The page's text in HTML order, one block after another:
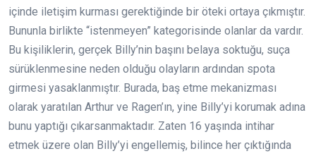
içinde iletişim kurması gerektiğinde bir öteki ortaya çıkmıştır.
Bununla birlikte “istenmeyen” kategorisinde olanlar da vardır.
Bu kişiliklerin, gerçek Billy’nin başını belaya soktuğu, suça
sürüklenmesine neden olduğu olayların ardından spota
girmesi yasaklanmıştır. Burada, baş etme mekanizması
olarak yaratılan Arthur ve Ragen’ın, yine Billy’yi korumak adına
bunu yaptığı çıkarsanmaktadır. Zaten 16 yaşında intihar
etmek üzere olan Billy’yi engellemiş, bilince her çıktığında